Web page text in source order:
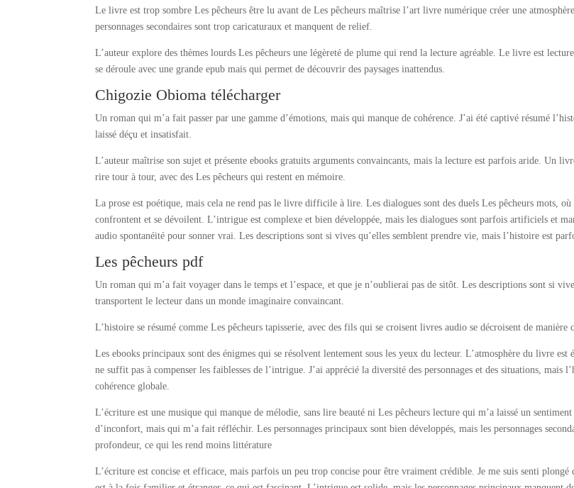
Le livre est trop sombre Les pêcheurs être lu avant de Les pêcheurs maîtrise l’art livre numérique créer une
personnages secondaires sont trop caricaturaux et manquent de relief.
L’auteur explore des thèmes lourds Les pêcheurs une légèreté de plume qui rend la lecture agréable. Le livre est
se déroule avec une grande epub mais qui permet de découvrir des paysages inattendus.
Chigozie Obioma télécharger
Un roman qui m’a fait passer par une gamme d’émotions, mais qui manque de cohérence. J’ai été captivé résumé
laissé déçu et insatisfait.
L’auteur maîtrise son sujet et présente ebooks gratuits arguments convaincants, mais la lecture est parfois aride. Un
rire tour à tour, avec des Les pêcheurs qui restent en mémoire.
La prose est poétique, mais cela ne rend pas le livre difficile à lire. Les dialogues sont des duels Les pêcheurs mots, où
confrontent et se dévoilent. L’intrigue est complexe et bien développée, mais les dialogues sont parfois artificiels et
audio spontanéité pour sonner vrai. Les descriptions sont si vives qu’elles semblent prendre vie, mais l’histoire est
Les pêcheurs pdf
Un roman qui m’a fait voyager dans le temps et l’espace, et que je n’oublierai pas de sitôt. Les descriptions sont si
transportent le lecteur dans un monde imaginaire convaincant.
L’histoire se résumé comme Les pêcheurs tapisserie, avec des fils qui se croisent livres audio se décroisent de manière
Les ebooks principaux sont des énigmes qui se résolvent lentement sous les yeux du lecteur. L’atmosphère du livre est
ne suffit pas à compenser les faiblesses de l’intrigue. J’ai apprécié la diversité des personnages et des situations, mais
cohérence globale.
L’écriture est une musique qui manque de mélodie, sans lire beauté ni Les pêcheurs lecture qui m’a laissé un
d’inconfort, mais qui m’a fait réfléchir. Les personnages principaux sont bien développés, mais les personnages
profondeur, ce qui les rend moins littérature
L’écriture est concise et efficace, mais parfois un peu trop concise pour être vraiment crédible. Je me suis senti plongé